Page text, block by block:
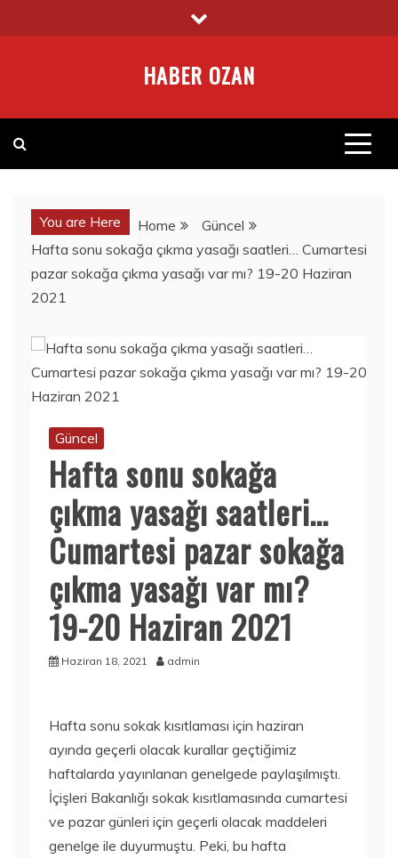
to
HABER OZAN
You are Here Home
Güncel
Hafta sonu sokağa çıkma yasağı saatleri… Cumartesi
pazar sokağa çıkma yasağı var mı? 19-20 Haziran
2021
Güncel
Hafta sonu sokağa
çıkma yasağı saatleri…
Cumartesi pazar sokağa
çıkma yasağı var mı?
19-20 Haziran 2021
Haziran 18, 2021 admin
Hafta sonu sokak kısıtlaması için haziran
ayında geçerli olacak kurallar geçtiğimiz
haftalarda yayınlanan genelgede paylaşılmıştı.
İçişleri Bakanlığı sokak kısıtlamasında cumartesi
ve pazar günleri için geçerli olacak maddeleri
genelge ile duyurmuştu. Peki, bu hafta